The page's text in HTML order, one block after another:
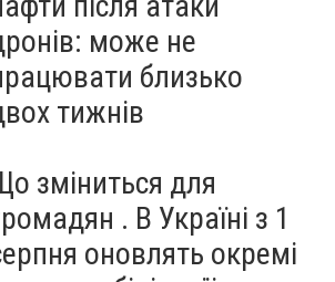
може не
близько
тижнів
зміниться для
. В Україні з 1
оновлять окремі